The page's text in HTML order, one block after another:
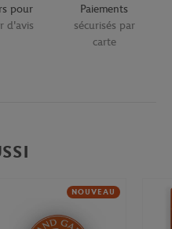
pour
d'avis
Paiements
sécurisés par
carte
NOUVEAU